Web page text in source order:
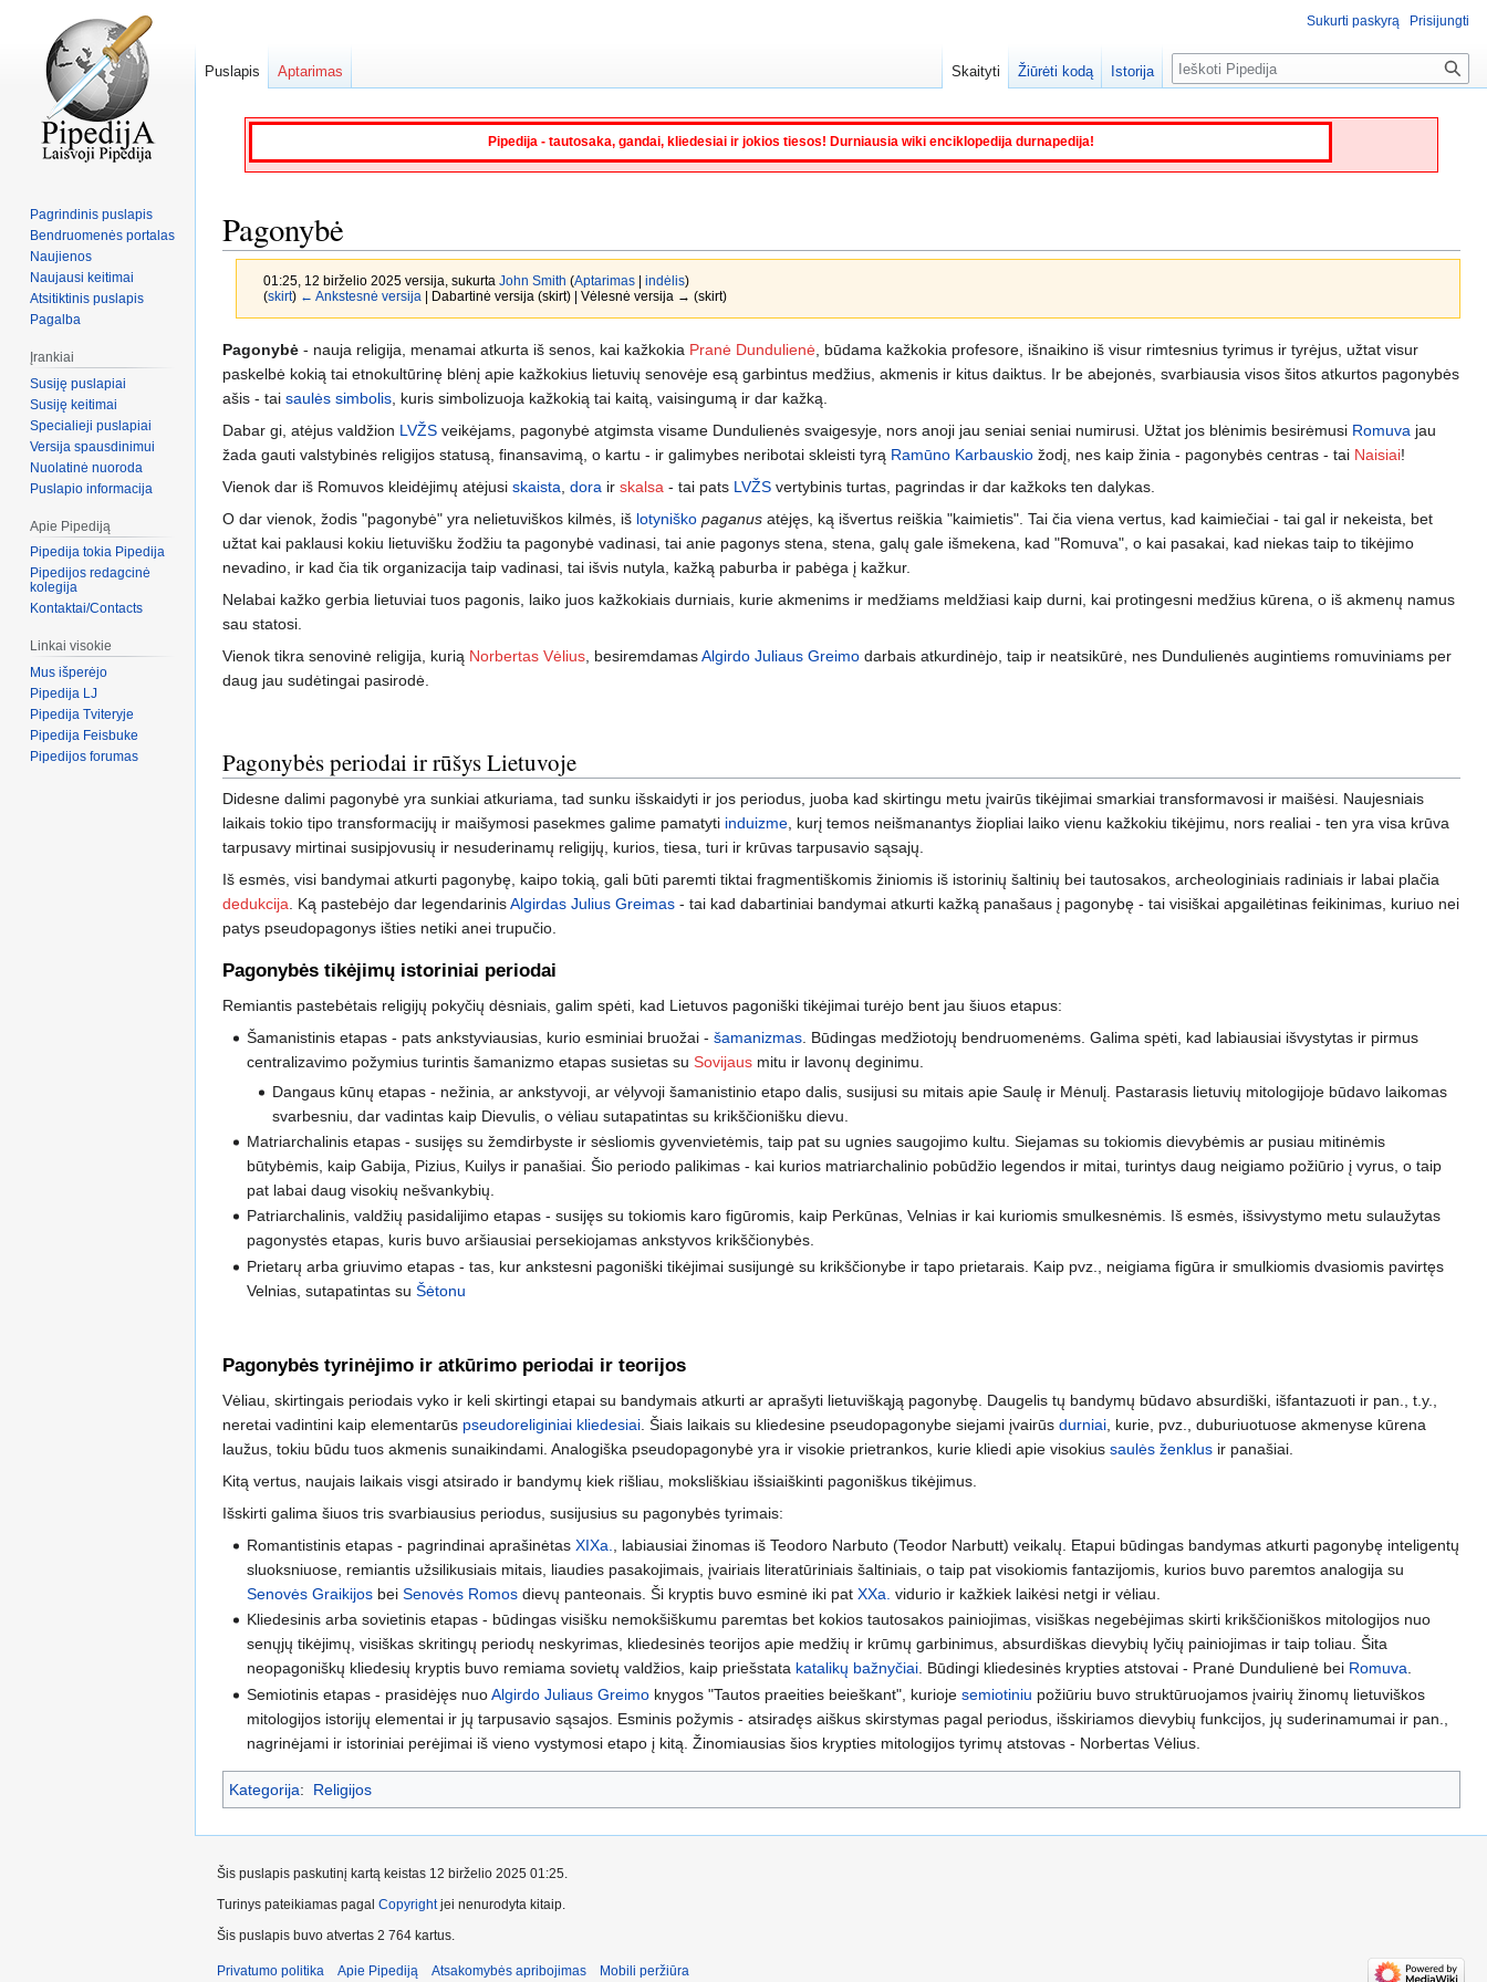
Pipedija - tautosaka, gandai, kliedesiai ir jokios tiesos! Durniausia wiki enciklopedija durnapedija!
Pagonybė
01:25, 12 birželio 2025 versija, sukurta John Smith (Aptarimas| indėlis)
(skirt) ← Ankstesnė versija | Dabartinė versija (skirt) | Vėlesnė versija → (skirt)
Jump
to
navigation
Jump
to
search
Pagonybė - nauja religija, menamai atkurta iš senos, kai kažkokia Pranė Dundulienė , būdama kažkokia profesore, išnaikino iš visur rimtesnius tyrimus ir tyrėjus, užtat visur
paskelbė kokią tai etnokultūrinę blėnį apie kažkokius lietuvių senovėje esą garbintus medžius, akmenis ir kitus daiktus. Ir be abejonės, svarbiausia visos šitos atkurtos pagonybės
ašis - tai saulės simbolis , kuris simbolizuoja kažkokią tai kaitą, vaisingumą ir dar kažką.
Dabar gi, atėjus valdžion LVŽS veikėjams, pagonybė atgimsta visame Dundulienės svaigesyje, nors anoji jau seniai seniai numirusi. Užtat jos blėnimis besirėmusi Romuva jau
žada gauti valstybinės religijos statusą, finansavimą, o kartu - ir galimybes neribotai skleisti tyrą Ramūno Karbauskio žodį, nes kaip žinia - pagonybės centras - tai Naisiai!
Vienok dar iš Romuvos kleidėjimų atėjusi skaista dora ir skalsa - tai pats LVŽS vertybinis turtas, pagrindas ir dar kažkoks ten dalykas.
O dar vienok, žodis "pagonybė" yra nelietuviškos kilmės, iš lotyniško paganus atėjęs, ką išvertus reiškia "kaimietis". Tai čia viena vertus, kad kaimiečiai - tai gal ir nekeista, bet
užtat kai paklausi kokiu lietuvišku žodžiu ta pagonybė vadinasi, tai anie pagonys stena, stena, galų gale išmekena, kad "Romuva", o kai pasakai, kad niekas taip to tikėjimo
nevadino, ir kad čia tik organizacija taip vadinasi, tai išvis nutyla, kažką paburba ir pabėga į kažkur.
Nelabai kažko gerbia lietuviai tuos pagonis, laiko juos kažkokiais durniais, kurie akmenims ir medžiams meldžiasi kaip durni, kai protingesni medžius kūrena, o iš akmenų namus
sau statosi.
Vienok tikra senovinė religija, kurią Norbertas Vėlius , besiremdamasAlgirdo Juliaus Greimo darbais atkurdinėjo, taip ir neatsikūrė, nes Dundulienės augintiems romuviniams per
daug jau sudėtingai pasirodė.
Pagonybės periodai ir rūšys Lietuvoje
Didesne dalimi pagonybė yra sunkiai atkuriama, tad sunku išskaidyti ir jos periodus, juoba kad skirtingu metu įvairūs tikėjimai smarkiai transformavosi ir maišėsi. Naujesniais
laikais tokio tipo transformacijų ir maišymosi pasekmes galime pamatyti induizme , kurį temos neišmanantys žiopliai laiko vienu kažkokiu tikėjimu, nors realiai - ten yra visa krūva
tarpusavy mirtinai susipjovusių ir nesuderinamų religijų, kurios, tiesa, turi ir krūvas tarpusavio sąsajų.
Iš esmės, visi bandymai atkurti pagonybę, kaipo tokią, gali būti paremti tiktai fragmentiškomis žiniomis iš istorinių šaltinių bei tautosakos, archeologiniais radiniais ir labai plačia
dedukcija . Ką pastebėjo dar legendarinisAlgirdas Julius Greimas - tai kad dabartiniai bandymai atkurti kažką panašaus į pagonybę - tai visiškai apgailėtinas feikinimas, kuriuo nei
patys pseudopagonys išties netiki anei trupučio.
Pagonybės tikėjimų istoriniai periodai
Remiantis pastebėtais religijų pokyčių dėsniais, galim spėti, kad Lietuvos pagoniški tikėjimai turėjo bent jau šiuos etapus:
Šamanistinis etapas - pats ankstyviausias, kurio esminiai bruožai -šamanizmas. Būdingas medžiotojų bendruomenėms. Galima spėti, kad labiausiai išvystytas ir pirmus
centralizavimo požymius turintis šamanizmo etapas susietas suSovijaus mitu ir lavonų deginimu.
Dangaus kūnų etapas - nežinia, ar ankstyvoji, ar vėlyvoji šamanistinio etapo dalis, susijusi su mitais apie Saulę ir Mėnulį. Pastarasis lietuvių mitologijoje būdavo laikomas
svarbesniu, dar vadintas kaip Dievulis, o vėliau sutapatintas su krikščionišku dievu.
Matriarchalinis etapas - susijęs su žemdirbyste ir sėsliomis gyvenvietėmis, taip pat su ugnies saugojimo kultu. Siejamas su tokiomis dievybėmis ar pusiau mitinėmis
būtybėmis, kaip Gabija, Pizius, Kuilys ir panašiai. Šio periodo palikimas - kai kurios matriarchalinio pobūdžio legendos ir mitai, turintys daug neigiamo požiūrio į vyrus, o taip
pat labai daug visokių nešvankybių.
Patriarchalinis, valdžių pasidalijimo etapas - susijęs su tokiomis karo figūromis, kaip Perkūnas, Velnias ir kai kuriomis smulkesnėmis. Iš esmės, išsivystymo metu sulaužytas
pagonystės etapas, kuris buvo aršiausiai persekiojamas ankstyvos krikščionybės.
Prietarų arba griuvimo etapas - tas, kur ankstesni pagoniški tikėjimai susijungė su krikščionybe ir tapo prietarais. Kaip pvz., neigiama figūra ir smulkiomis dvasiomis pavirtęs
Velnias, sutapatintas suŠėtonu
Pagonybės tyrinėjimo ir atkūrimo periodai ir teorijos
Vėliau, skirtingais periodais vyko ir keli skirtingi etapai su bandymais atkurti ar aprašyti lietuviškąją pagonybę. Daugelis tų bandymų būdavo absurdiški, išfantazuoti ir pan., t.y.,
neretai vadintini kaip elementarūs pseudoreliginiai kliedesiai . Šiais laikais su kliedesine pseudopagonybe siejami įvairūs durniai , kurie, pvz., duburiuotuose akmenyse kūrena
laužus, tokiu būdu tuos akmenis sunaikindami. Analogiška pseudopagonybė yra ir visokie prietrankos, kurie kliedi apie visokius saulės ženklus ir panašiai.
Kitą vertus, naujais laikais visgi atsirado ir bandymų kiek rišliau, moksliškiau išsiaiškinti pagoniškus tikėjimus.
Išskirti galima šiuos tris svarbiausius periodus, susijusius su pagonybės tyrimais:
Romantistinis etapas - pagrindinai aprašinėtasXIXa.
, labiausiai žinomas iš Teodoro Narbuto (Teodor Narbutt) veikalų. Etapui būdingas bandymas atkurti pagonybę inteligentų
sluoksniuose, remiantis užsilikusiais mitais, liaudies pasakojimais, įvairiais literatūriniais šaltiniais, o taip pat visokiomis fantazijomis, kurios buvo paremtos analogija su
Senovės Graikijos beiSenovės Romos dievų panteonais. Ši kryptis buvo esminė iki patXXa. vidurio ir kažkiek laikėsi netgi ir vėliau.
Kliedesinis arba sovietinis etapas - būdingas visišku nemokšiškumu paremtas bet kokios tautosakos painiojimas, visiškas negebėjimas skirti krikščioniškos mitologijos nuo
senųjų tikėjimų, visiškas skritingų periodų neskyrimas, kliedesinės teorijos apie medžių ir krūmų garbinimus, absurdiškas dievybių lyčių painiojimas ir taip toliau. Šita
neopagoniškų kliedesių kryptis buvo remiama sovietų valdžios, kaip priešstata katalikų bažnyčiai. Būdingi kliedesinės krypties atstovai - Pranė Dundulienė bei Romuva.
Semiotinis etapas - prasidėjęs nuoAlgirdo Juliaus Greimo knygos "Tautos praeities beieškant", kuriojesemiotiniu požiūriu buvo struktūruojamos įvairių žinomų lietuviškos
mitologijos istorijų elementai ir jų tarpusavio sąsajos. Esminis požymis - atsiradęs aiškus skirstymas pagal periodus, išskiriamos dievybių funkcijos, jų suderinamumai ir pan.,
nagrinėjami ir istoriniai perėjimai iš vieno vystymosi etapo į kitą. Žinomiausias šios krypties mitologijos tyrimų atstovas - Norbertas Vėlius.
Kategorija: Religijos
Sukurti paskyrą Prisijungti
Puslapis Aptarimas Skaityti Žiūrėti kodą Istorija Paieška
Pagrindinis puslapis
Bendruomenės portalas
Naujienos
Naujausi keitimai
Atsitiktinis puslapis
Pagalba
Įrankiai
Susiję puslapiai
Susiję keitimai
Specialieji puslapiai
Versija spausdinimui
Nuolatinė nuoroda
Puslapio informacija
Apie Pipediją
Pipedija tokia Pipedija
Pipedijos redagcinė
kolegija
Kontaktai/Contacts
Linkai visokie
Mus išperėjo
Pipedija LJ
Pipedija Tviteryje
Pipedija Feisbuke
Pipedijos forumas
Šis puslapis paskutinį kartą keistas 12 birželio 2025 01:25.
Turinys pateikiamas pagal Copyrightjei nenurodyta kitaip.
Šis puslapis buvo atvertas 2 764 kartus.
Privatumo politika Apie Pipediją Atsakomybės apribojimas Mobili peržiūra